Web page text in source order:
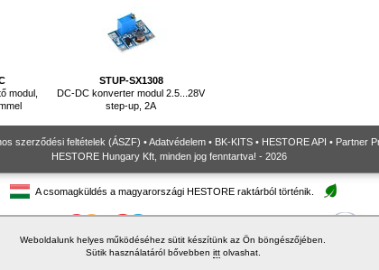
modul,
STUP-SX1308
DC-DC konverter modul 2.5...28V
step-up, 2A
szerződési feltételek (ÁSZF) •Adatvédelem • BK-KITS • HESTORE API • Partner
HESTORE Hungary Kft, minden jog fenntartva! - 2026
Weboldalunk helyes működéséhez sütit készítünk az Ön böngészőjében.
Sütik használatáról bővebben ittolvashat.
A csomagküldés a magyarországi HESTORE raktárból történik.